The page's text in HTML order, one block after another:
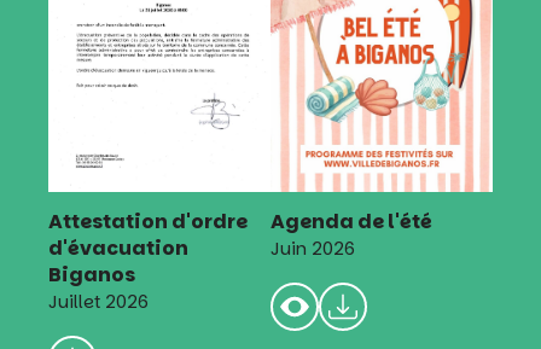
Attestation d'ordre
d'évacuation
Biganos
Juillet 2026
Agenda de l'été
Juin 2026